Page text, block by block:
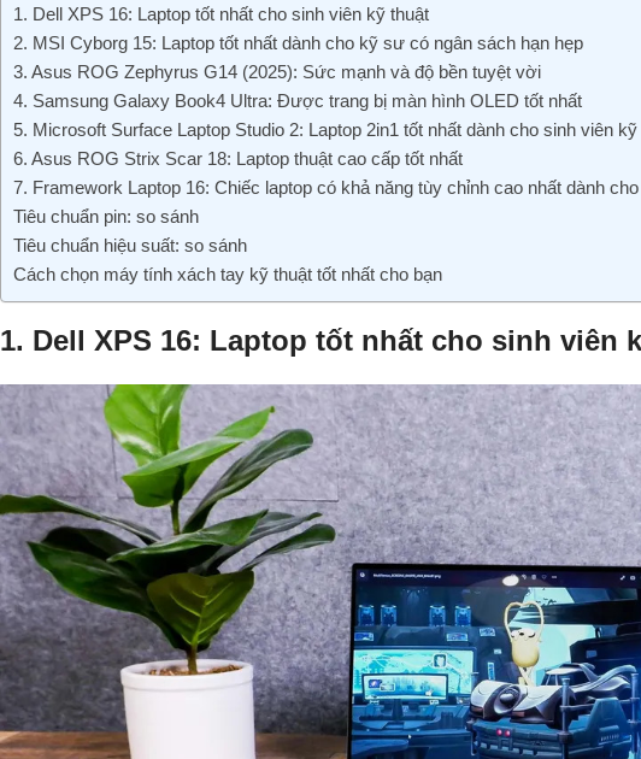
1. Dell XPS 16: Laptop tốt nhất cho sinh viên kỹ thuật
2. MSI Cyborg 15: Laptop tốt nhất dành cho kỹ sư có ngân sách hạn hẹp
3. Asus ROG Zephyrus G14 (2025): Sức mạnh và độ bền tuyệt vời
4. Samsung Galaxy Book4 Ultra: Được trang bị màn hình OLED tốt nhất
5. Microsoft Surface Laptop Studio 2: Laptop 2in1 tốt nhất dành cho sinh viên kỹ
6. Asus ROG Strix Scar 18: Laptop thuật cao cấp tốt nhất
7. Framework Laptop 16: Chiếc laptop có khả năng tùy chỉnh cao nhất dành
Tiêu chuẩn pin: so sánh
Tiêu chuẩn hiệu suất: so sánh
Cách chọn máy tính xách tay kỹ thuật tốt nhất cho bạn
1. Dell XPS 16: Laptop tốt nhất cho sinh viên